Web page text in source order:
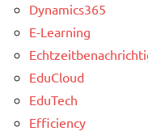
Dynamics365
E-Learning
EduCloud
EduTech
Efficiency